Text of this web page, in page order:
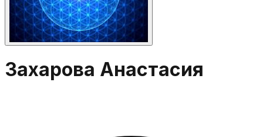
Захарова Анастасия